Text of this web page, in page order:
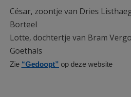
César, zoontje van Dries
Borteel
Lotte, dochtertje van Bram
Goethals
Zie “Gedoopt” op deze website